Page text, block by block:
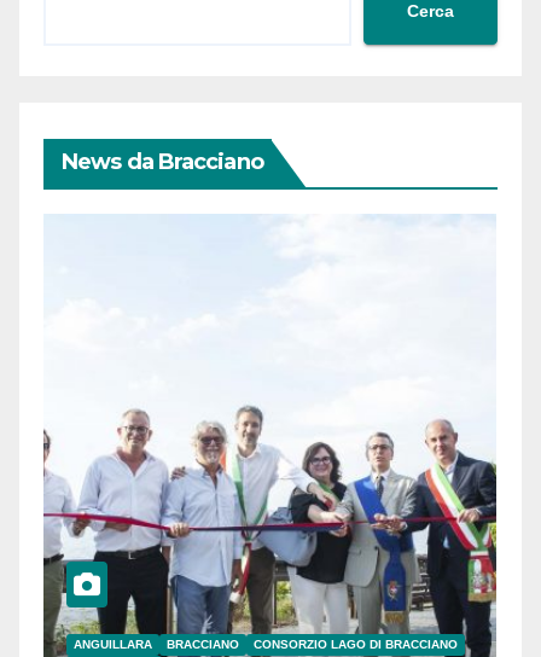
Cerca
News da Bracciano
ANGUILLARA BRACCIANO
CONSORZIO LAGO DI BRACCIANO